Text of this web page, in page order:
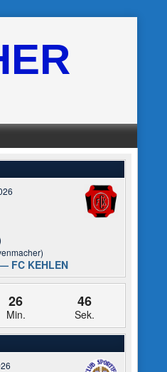
FC KEHLEN
26
Min.
46
Sek.